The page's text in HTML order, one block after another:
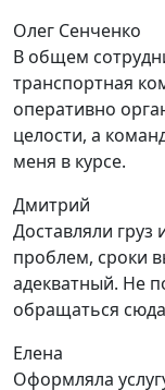
Олег Сенченко
В общем
транспортная
оперативно
целости, а
меня в курсе.
Дмитрий
Доставляли
проблем, сроки
адекватный. Не
обращаться
Елена
Оформляла